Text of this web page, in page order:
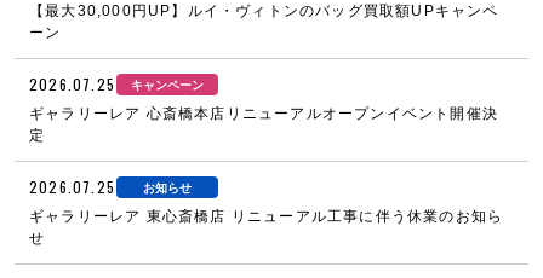
【最大30,000円UP】ルイ・ヴィトンのバッグ買取額UPキャンペ
ーン
2026.07.25 キャンペーン
ギャラリーレア 心斎橋本店リニューアルオープンイベント開催決
定
2026.07.25 お知らせ
ギャラリーレア 東心斎橋店 リニューアル工事に伴う休業のお知ら
せ